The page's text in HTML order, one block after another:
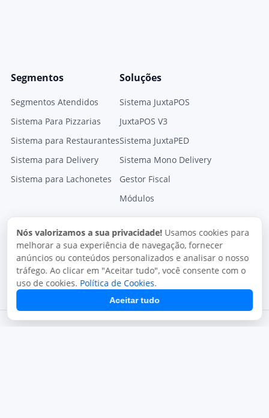
Segmentos
Segmentos Atendidos
Sistema Para Pizzarias
Sistema para Restaurantes
Sistema para Delivery
Sistema para Lachonetes
Soluções
Sistema JuxtaPOS
JuxtaPOS V3
Sistema JuxtaPED
Sistema Mono Delivery
Gestor Fiscal
Módulos
Nós valorizamos a sua privacidade! Usamos cookies para
melhorar a sua experiência de navegação, fornecer
anúncios ou conteúdos personalizados e analisar o nosso
tráfego. Ao clicar em "Aceitar tudo", você consente com o
uso de cookies. Política de Cookies.
Aceitar tudo